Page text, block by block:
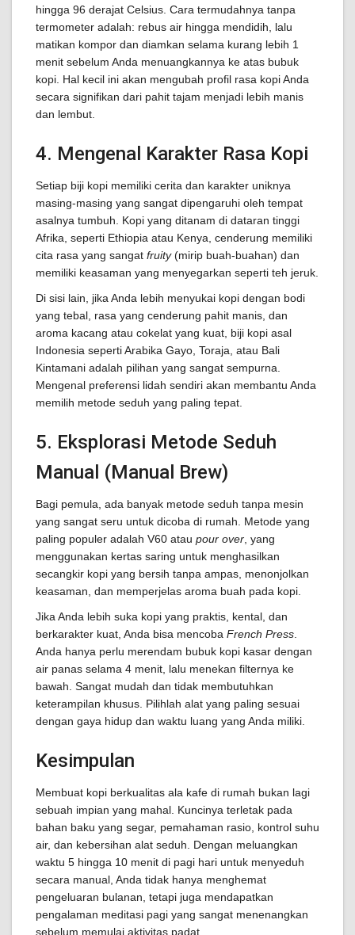
hingga 96 derajat Celsius. Cara termudahnya tanpa
termometer adalah: rebus air hingga mendidih, lalu
matikan kompor dan diamkan selama kurang lebih 1
menit sebelum Anda menuangkannya ke atas bubuk
kopi. Hal kecil ini akan mengubah profil rasa kopi Anda
secara signifikan dari pahit tajam menjadi lebih manis
dan lembut.
4. Mengenal Karakter Rasa Kopi
Setiap biji kopi memiliki cerita dan karakter uniknya
masing-masing yang sangat dipengaruhi oleh tempat
asalnya tumbuh. Kopi yang ditanam di dataran tinggi
Afrika, seperti Ethiopia atau Kenya, cenderung memiliki
cita rasa yang sangat fruity(mirip buah-buahan) dan
memiliki keasaman yang menyegarkan seperti teh jeruk.
Di sisi lain, jika Anda lebih menyukai kopi dengan bodi
yang tebal, rasa yang cenderung pahit manis, dan
aroma kacang atau cokelat yang kuat, biji kopi asal
Indonesia seperti Arabika Gayo, Toraja, atau Bali
Kintamani adalah pilihan yang sangat sempurna.
Mengenal preferensi lidah sendiri akan membantu Anda
memilih metode seduh yang paling tepat.
5. Eksplorasi Metode Seduh
Manual (Manual Brew)
Bagi pemula, ada banyak metode seduh tanpa mesin
yang sangat seru untuk dicoba di rumah. Metode yang
paling populer adalah V60 atau pour over , yang
menggunakan kertas saring untuk menghasilkan
secangkir kopi yang bersih tanpa ampas, menonjolkan
keasaman, dan memperjelas aroma buah pada kopi.
Jika Anda lebih suka kopi yang praktis, kental, dan
berkarakter kuat, Anda bisa mencoba French Press
Anda hanya perlu merendam bubuk kopi kasar dengan
air panas selama 4 menit, lalu menekan filternya ke
bawah. Sangat mudah dan tidak membutuhkan
keterampilan khusus. Pilihlah alat yang paling sesuai
dengan gaya hidup dan waktu luang yang Anda miliki.
Kesimpulan
Membuat kopi berkualitas ala kafe di rumah bukan lagi
sebuah impian yang mahal. Kuncinya terletak pada
bahan baku yang segar, pemahaman rasio, kontrol suhu
air, dan kebersihan alat seduh. Dengan meluangkan
waktu 5 hingga 10 menit di pagi hari untuk menyeduh
secara manual, Anda tidak hanya menghemat
pengeluaran bulanan, tetapi juga mendapatkan
pengalaman meditasi pagi yang sangat menenangkan
sebelum memulai aktivitas padat.